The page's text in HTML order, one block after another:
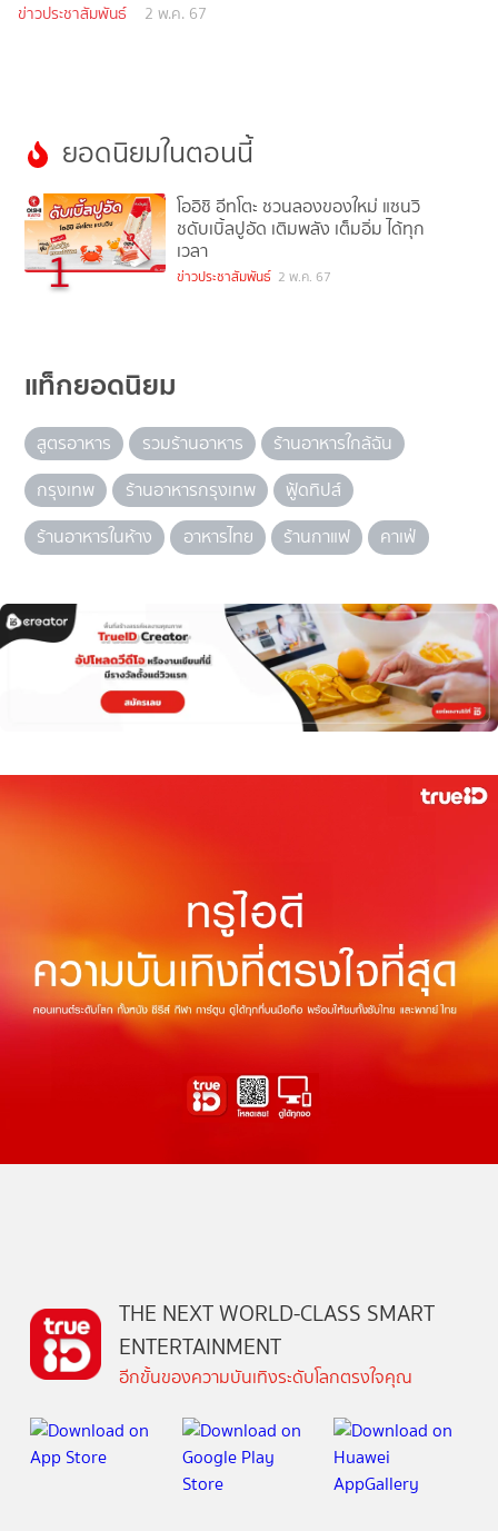
ข่าวประชาสัมพันธ์ 2 พ.ค. 67
ยอดนิยมในตอนนี้
1
โออิชิ อีทโตะ ชวนลองของใหม่ แซนวิ
ชดับเบิ้ลปูอัด เติมพลัง เต็มอิ่ม ได้ทุก
เวลา
ข่าวประชาสัมพันธ์ 2 พ.ค. 67
แท็กยอดนิยม
สูตรอาหาร รวมร้านอาหาร
ร้านอาหารใกล้ฉัน
กรุงเทพ
ร้านอาหารกรุงเทพ
ฟู้ดทิปส์
ร้านอาหารในห้าง
อาหารไทย ร้านกาแฟ คาเฟ่
THE NEXT WORLD-CLASS SMART
ENTERTAINMENT
อีกขั้นของความบันเทิงระดับโลกตรงใจคุณ